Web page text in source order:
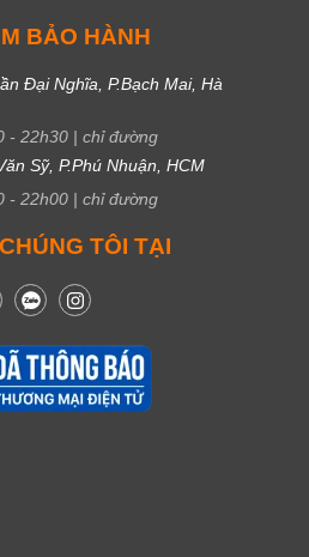
BẢO HÀNH
Đại Nghĩa, P.Bạch Mai, Hà
- 22h30 | chỉ đường
Sỹ, P.Phú Nhuận, HCM
- 22h00 | chỉ đường
TÔI TẠI